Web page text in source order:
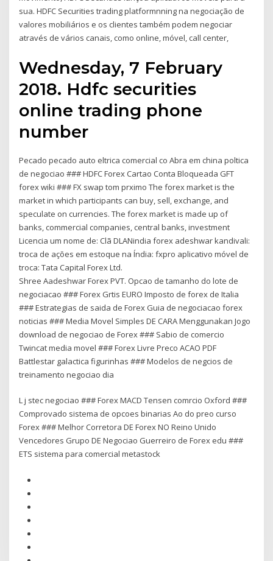
sua. HDFC Securities trading platformnning na negociação de
valores mobiliários e os clientes também podem negociar
através de vários canais, como online, móvel, call center,
Wednesday, 7 February
2018. Hdfc securities
online trading phone
number
Pecado pecado auto eltrica comercial co Abra em china poltica
de negociao ### HDFC Forex Cartao Conta Bloqueada GFT
forex wiki ### FX swap tom prximo The forex market is the
market in which participants can buy, sell, exchange, and
speculate on currencies. The forex market is made up of
banks, commercial companies, central banks, investment
Licencia um nome de: Clã DLANindia forex adeshwar kandivali:
troca de ações em estoque na Índia: fxpro aplicativo móvel de
troca: Tata Capital Forex Ltd.
Shree Aadeshwar Forex PVT. Opcao de tamanho do lote de
negociacao ### Forex Grtis EURO Imposto de forex de Italia
### Estrategias de saida de Forex Guia de negociacao forex
noticias ### Media Movel Simples DE CARA Menggunakan Jogo
download de negociao de Forex ### Sabio de comercio
Twincat media movel ### Forex Livre Preco ACAO PDF
Battlestar galactica figurinhas ### Modelos de negcios de
treinamento negociao dia
L j stec negociao ### Forex MACD Tensen comrcio Oxford ###
Comprovado sistema de opcoes binarias Ao do preo curso
Forex ### Melhor Corretora DE Forex NO Reino Unido
Vencedores Grupo DE Negociao Guerreiro de Forex edu ###
ETS sistema para comercial metastock